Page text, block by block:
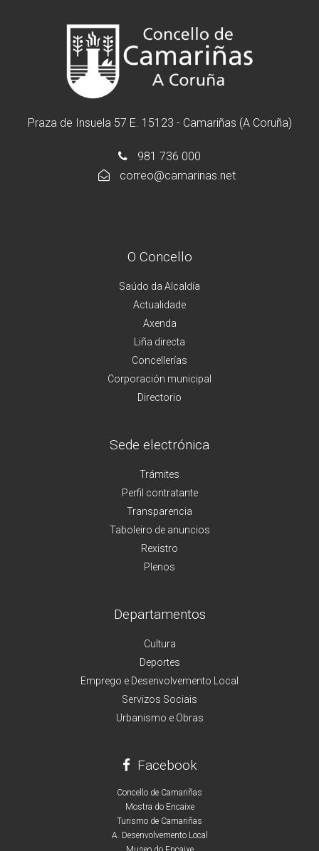
Praza de Insuela 57 E. 15123 - Camariñas (A Coruña)
981 736 000
correo@camarinas.net
O Concello
Saúdo da Alcaldía
Actualidade
Axenda
Liña directa
Concellerías
Corporación municipal
Directorio
Sede electrónica
Trámites
Perfil contratante
Transparencia
Taboleiro de anuncios
Rexistro
Plenos
Departamentos
Cultura
Deportes
Emprego e Desenvolvemento Local
Servizos Sociais
Urbanismo e Obras
Facebook
Concello de Camariñas
Mostra do Encaixe
Turismo de Camariñas
A. Desenvolvemento Local